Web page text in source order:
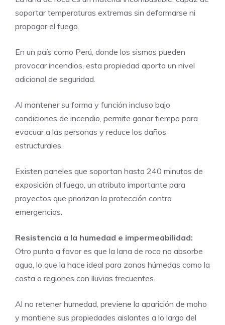
soportar temperaturas extremas sin deformarse ni
propagar el fuego.
En un país como Perú, donde los sismos pueden
provocar incendios, esta propiedad aporta un nivel
adicional de seguridad.
Al mantener su forma y función incluso bajo
condiciones de incendio, permite ganar tiempo para
evacuar a las personas y reduce los daños
estructurales.
Existen paneles que soportan hasta 240 minutos de
exposición al fuego, un atributo importante para
proyectos que priorizan la protección contra
emergencias.
Resistencia a la humedad e impermeabilidad:
Otro punto a favor es que la lana de roca no absorbe
agua, lo que la hace ideal para zonas húmedas como la
costa o regiones con lluvias frecuentes.
Al no retener humedad, previene la aparición de moho
y mantiene sus propiedades aislantes a lo largo del